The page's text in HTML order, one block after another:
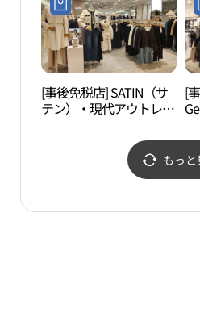
[事後免税店] SATIN（サ
テン）・現代アウトレッ
틴 현대아울렛 가산점)
[
代
もっと